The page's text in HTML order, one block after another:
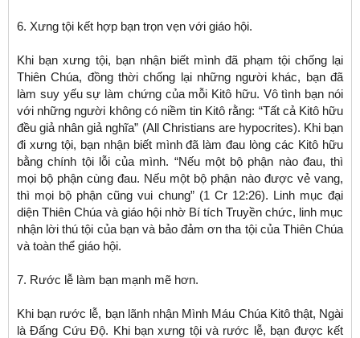
6. Xưng tội kết hợp bạn trọn vẹn với giáo hội.
Khi bạn xưng tội, bạn nhận biết mình đã phạm tội chống lại
Thiên Chúa, đồng thời chống lại những người khác, bạn đã
làm suy yếu sự làm chứng của mỗi Kitô hữu. Vô tình bạn nói
với những người không có niềm tin Kitô rằng: “Tất cả Kitô hữu
đều giả nhân giả nghĩa” (All Christians are hypocrites). Khi bạn
đi xưng tội, bạn nhận biết mình đã làm đau lòng các Kitô hữu
bằng chính tội lỗi của mình. “Nếu một bộ phận nào đau, thì
mọi bộ phận cùng đau. Nếu một bộ phận nào được vẻ vang,
thì mọi bộ phận cũng vui chung” (1 Cr 12:26). Linh mục đại
diện Thiên Chúa và giáo hội nhờ Bí tích Truyền chức, linh mục
nhận lời thú tội của bạn và bảo đảm ơn tha tội của Thiên Chúa
và toàn thể giáo hội.
7. Rước lễ làm bạn mạnh mẽ hơn.
Khi bạn rước lễ, bạn lãnh nhận Mình Máu Chúa Kitô thật, Ngài
là Đấng Cứu Độ. Khi bạn xưng tội và rước lễ, bạn được kết